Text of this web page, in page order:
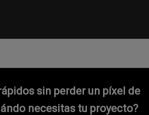
sin perder un píxel de
necesitas tu proyecto?